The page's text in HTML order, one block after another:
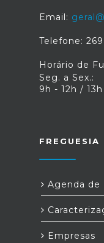
Email:
Telefone:
Horário de
Seg. a Sex.:
9h - 12h /
FREGUESIA
Agenda de
Empresas